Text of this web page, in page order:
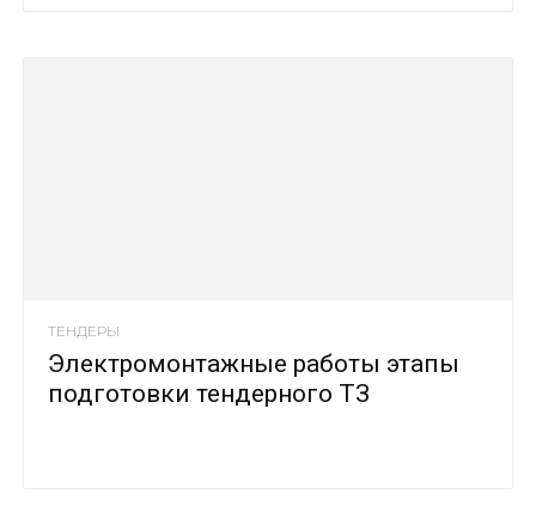
ТЕНДЕРЫ
Электромонтажные работы этапы
подготовки тендерного ТЗ